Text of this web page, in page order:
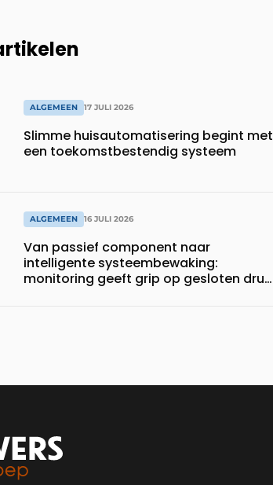
ALGEMEEN 17 JULI 2026
Slimme huisautomatisering begint met
een toekomstbestendig systeem
ALGEMEEN 16 JULI 2026
Van passief component naar
intelligente systeembewaking:
monitoring geeft grip op gesloten druk